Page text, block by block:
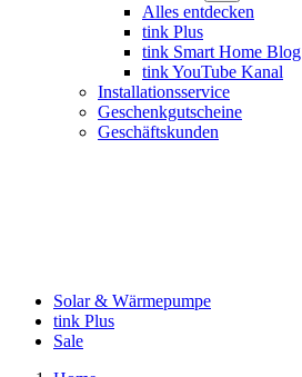
Alles entdecken
tink Plus
tink Smart Home Blog
tink YouTube Kanal
Installationsservice
Geschenkgutscheine
Geschäftskunden
Solar & Wärmepumpe
tink Plus
Sale